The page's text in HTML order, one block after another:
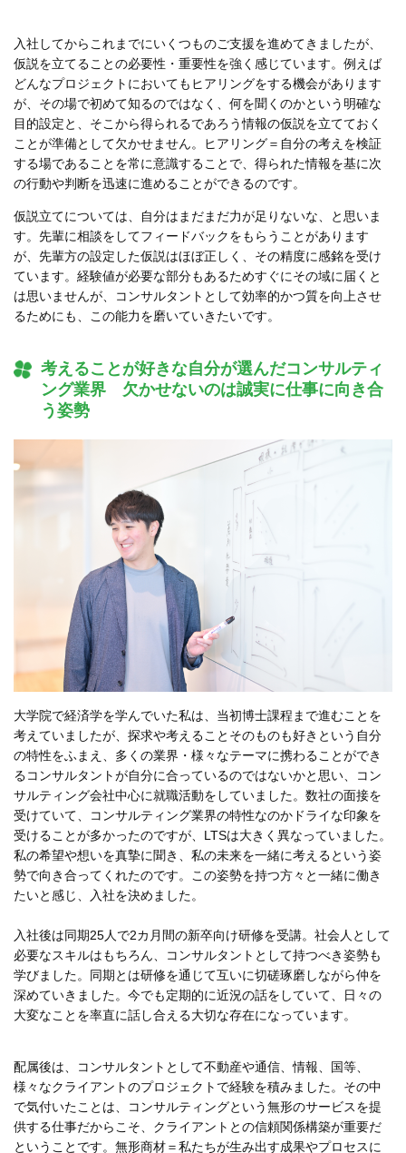
入社してからこれまでにいくつものご支援を進めてきましたが、
仮説を立てることの必要性・重要性を強く感じています。例えば
どんなプロジェクトにおいてもヒアリングをする機会があります
が
その場で初めて知るのではなく、何を聞くのかという明確な
目的設定と、そこから得られるであろう情報の仮説を立てておく
ことが準備として欠かせません。ヒアリング＝自分の考えを検証
する場であることを常に意識することで、得られた情報を基に次
の行動や判断を迅速に進めることができるのです。
仮説立てについては、自分はまだまだ力が足りないな、と思いま
す。先輩に相談をしてフィードバックをもらうことがあります
が、先輩方の設定した仮説はほぼ正しく、その精度に感銘を受け
ています。経験値が必要な部分もあるためすぐにその域に届くと
は思いませんが、コンサルタントとして効率的かつ質を向上させ
るためにも、この能力を磨いていきたいです。
考えることが好きな自分が選んだコンサルティ
ング業界 欠かせないのは誠実に仕事に向き合
う姿勢
大学院で経済学を学んでいた私は、当初博士課程まで進むことを
考えていましたが、探求や考えることそのものも好きという自分
の特性をふまえ、多くの業界・様々なテーマに携わることができ
るコンサルタントが自分に合っているのではないかと思い、コン
サルティング会社中心に就職活動をしていました。数社の面接を
受けていて、コンサルティング業界の特性なのかドライな印象を
受けることが多かったのですが、LTSは大きく異なっていました。
私の希望や想いを真摯に聞き、私の未来を一緒に考えるという姿
勢で向き合ってくれたのです。この姿勢を持つ方々と一緒に働き
たいと感じ、入社を決めました。
入社後は同期25人で2カ月間の新卒向け研修を受講。社会人として
必要なスキルはもちろん、コンサルタントとして持つべき姿勢も
学びました。同期とは研修を通じて互いに切磋琢磨しながら仲を
深めていきました。今でも定期的に近況の話をしていて、日々の
大変なことを率直に話し合える大切な存在になっています。
配属後は、コンサルタントとして不動産や通信、情報、国等、
様々なクライアントのプロジェクトで経験を積みました。その中
で気付いたことは、コンサルティングという無形のサービスを提
供する仕事だからこそ、クライアントとの信頼関係構築が重要だ
ということです。無形商材＝私たちが生み出す成果やプロセスに